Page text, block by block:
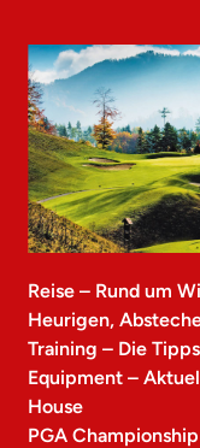
Reise – Rund um
Heurigen,
Training – Die
Equipment –
House
PGA